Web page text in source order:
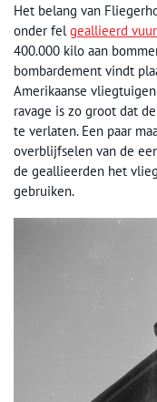
Het belang van
onder felgeallieerd vuur
400.000 kilo aan
bombardement vindt
Amerikaanse
ravage is zo groot dat
te verlaten. Een paar
overblijfselen van de
de geallieerden het
gebruiken.